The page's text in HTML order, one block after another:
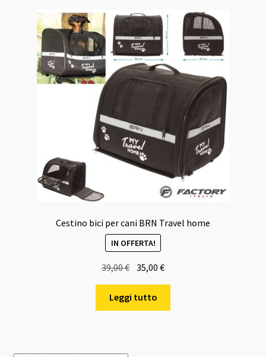
Cestino bici per cani BRN Travel home
IN OFFERTA!
39,00€
originale
era:
35,00€Il
è:
Leggi tutto